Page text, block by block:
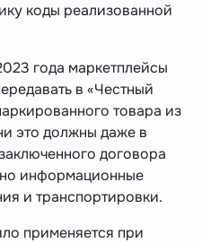
коды реализованной
года маркетплейсы
в «Честный
товара из
это должны даже в
договора
информационные
и транспортировки.
применяется при